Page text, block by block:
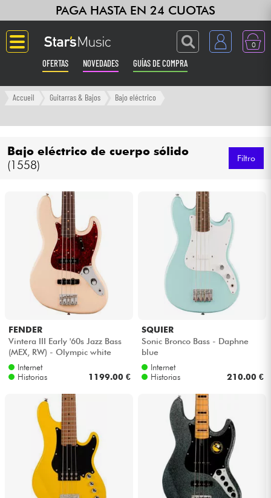
PAGA HASTA EN 24 CUOTAS
0
OFERTAS NOVEDADES GUÍAS DE COMPRA
Langue
Ampli & Efectos
Sintetizadores & samplers
Grabación
Auriculares
Micros
DJ
Sistemas de Sonido
Luces
Batería y percusión
Vientos
Accueil Guitarras & Bajos Bajo eléctrico
Bajo eléctrico de cuerpo sólido
(1558)
Filtro
FENDER
Vintera III Early '60s Jazz Bass
(MEX, RW) - Olympic white
Internet
Historias
1199.00 €
SQUIER
Sonic Bronco Bass - Daphne
blue
Internet
Historias
210.00 €